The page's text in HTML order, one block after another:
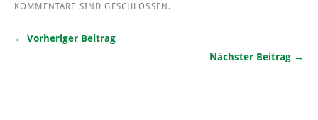
KOMMENTARE SIND GESCHLOSSEN.
← Vorheriger Beitrag
Nächster Beitrag →